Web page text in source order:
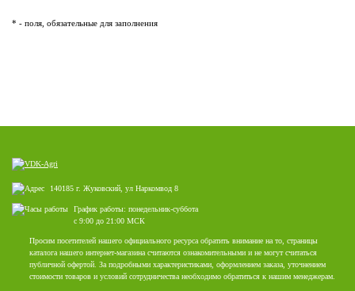
* - поля, обязательные для заполнения
140185 г. Жуковский, ул Наркомвод 8
График работы: понедельник-суббота
с 9:00 до 21:00 МСК
Просим посетителей нашего официального ресурса обратить внимание на то, страницы
каталога нашего интернет-магазина считаются ознакомительными и не могут считаться
публичной офертой. За подробными характеристиками, оформлением заказа, уточнением
стоимости товаров и условий сотрудничества необходимо обратиться к нашим менеджерам.